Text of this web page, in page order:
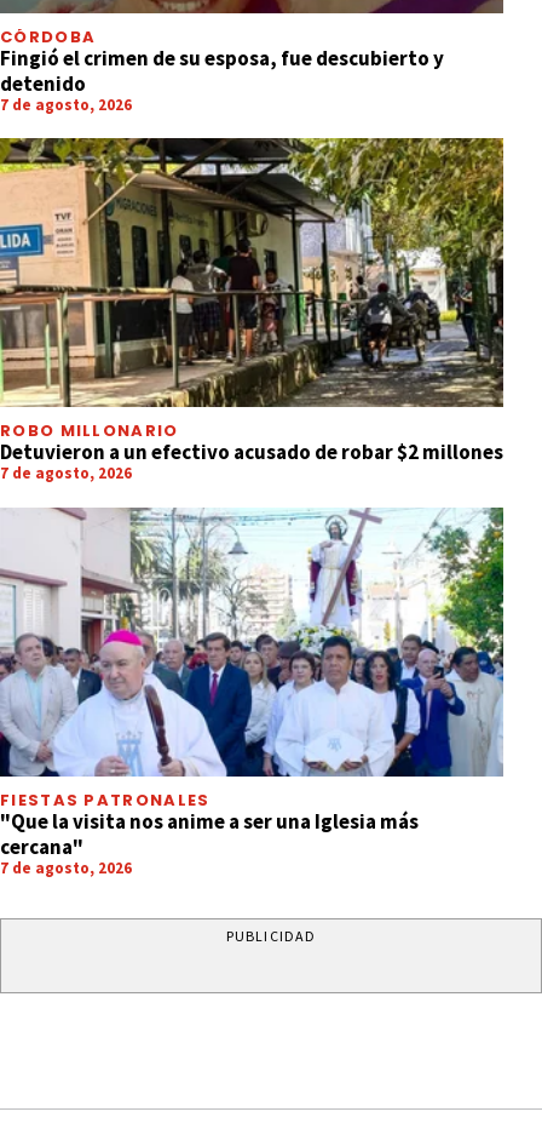
CÓRDOBA
Fingió el crimen de su esposa, fue descubierto y
detenido
7 de agosto, 2026
ROBO MILLONARIO
Detuvieron a un efectivo acusado de robar $2 millones
7 de agosto, 2026
FIESTAS PATRONALES
"Que la visita nos anime a ser una Iglesia más
cercana"
7 de agosto, 2026
PUBLICIDAD